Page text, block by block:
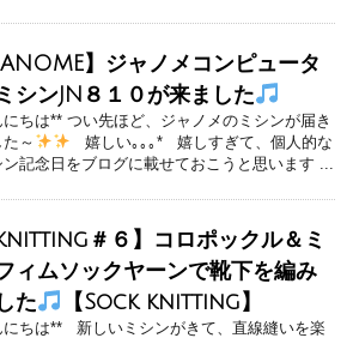
JANOME】ジャノメコンピュータ
シンJN８１０が来ました
にちは** つい先ほど、ジャノメのミシンが届き
～
嬉しい｡｡｡* 嬉しすぎて、個人的な
ン記念日をブログに載せておこうと思います ...
knitting＃６】コロポックル＆ミ
ィムソックヤーンで靴下を編み
た
【Sock knitting】
にちは** 新しいミシンがきて、直線縫いを楽